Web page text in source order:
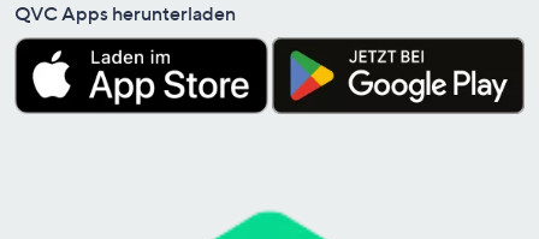
QVC Apps herunterladen